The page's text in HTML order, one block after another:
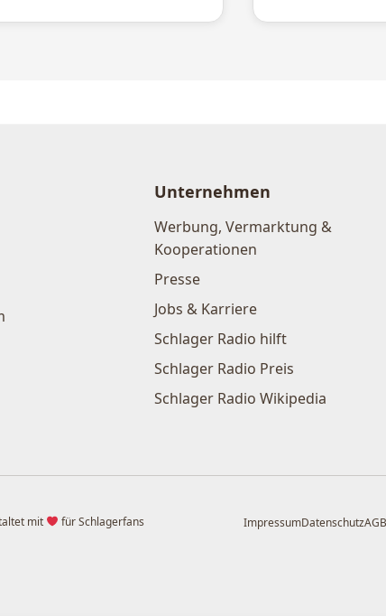
Unternehmen
Werbung, Vermarktung &
Kooperationen
Presse
Jobs & Karriere
Schlager Radio hilft
Schlager Radio Preis
Schlager Radio Wikipedia
mit für Schlagerfans ImpressumDatenschutzAGB